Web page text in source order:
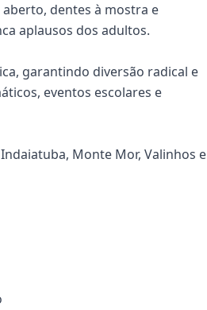
dentes à mostra e
aplausos dos adultos.
garantindo diversão radical e
eventos escolares e
Monte Mor, Valinhos e